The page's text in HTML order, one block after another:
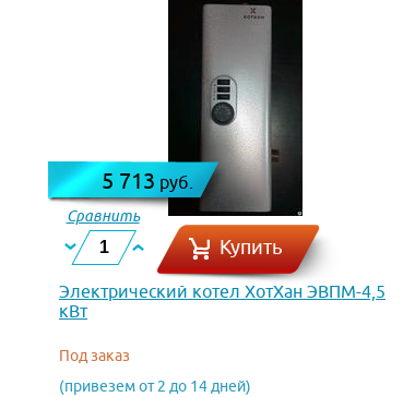
5 713 руб.
Сравнить
Купить
Электрический котел ХотХан ЭВПМ-4,5
кВт
Под заказ
(привезем от 2 до 14 дней)